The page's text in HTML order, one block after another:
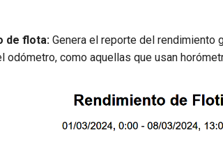
de flota: Genera el reporte del rendimiento
odómetro, como aquellas que usan